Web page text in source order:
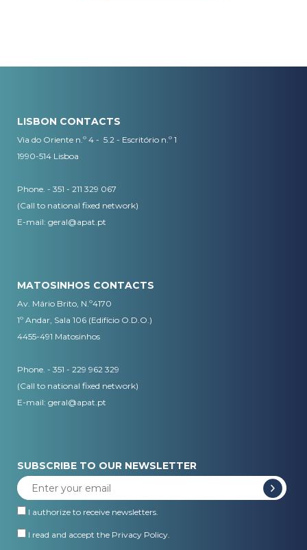
LISBON CONTACTS
Via do Oriente n.º 4 - 5.2 - Escritório n.º 1
1990-514 Lisboa
Phone. - 351 - 211 329 067
(Call to national fixed network)
​E-mail: geral@apat.pt
MATOSINHOS CONTACTS
Av. Mário Brito, N.º4170
1º Andar, Sala 106 (Edifício O.D.O.)
4455-491 Matosinhos
Phone. - 351 - 229 962 329
(Call to national fixed network)
E-mail: geral@apat.pt
SUBSCRIBE TO OUR NEWSLETTER
I authorize to receive newsletters.
I read and accept the Privacy Policy.